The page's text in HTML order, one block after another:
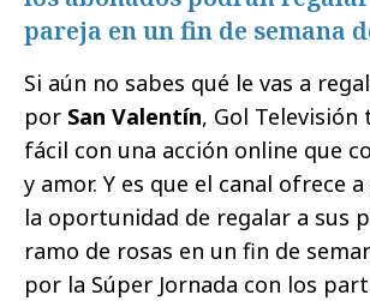
pareja en un fin de semana
Si aún no sabes qué le vas a
por San Valentín, Gol Televisión
fácil con una acción online que
y amor. Y es que el canal ofrece
la oportunidad de regalar a sus
ramo de rosas en un fin de
por la Súper Jornada con los